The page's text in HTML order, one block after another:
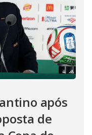
após
de